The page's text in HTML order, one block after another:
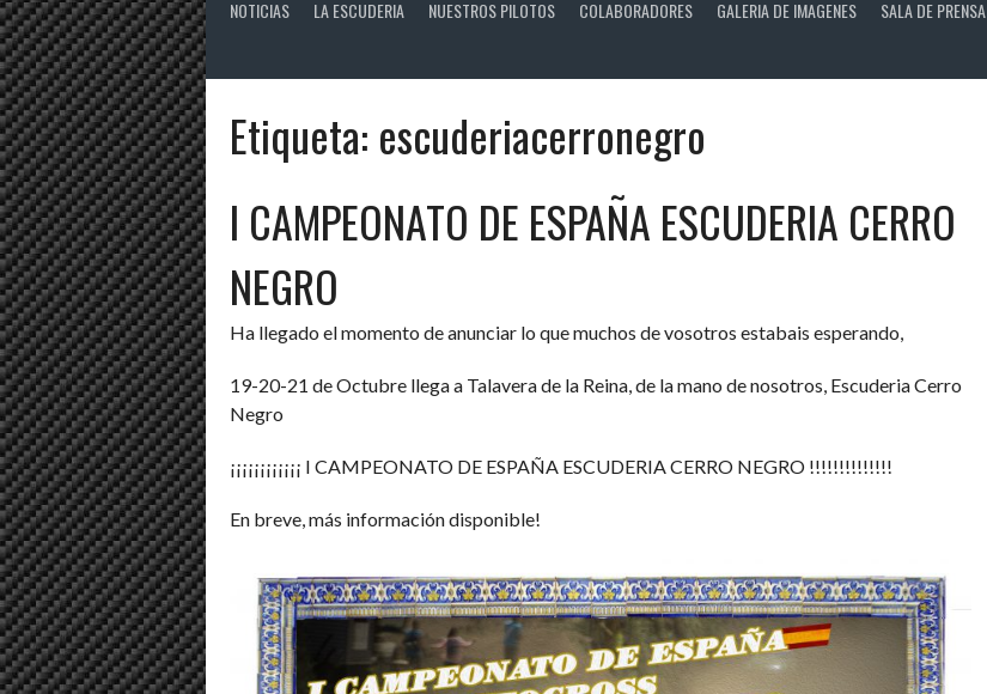
NOTICIAS LA ESCUDERIA NUESTROS PILOTOS COLABORADORES GALERIA DE IMAGENES SALA DE PRENSA
Etiqueta: escuderiacerronegro
I CAMPEONATO DE ESPAÑA ESCUDERIA CERRO
NEGRO
Ha llegado el momento de anunciar lo que muchos de vosotros estabais esperando,
19-20-21 de Octubre llega a Talavera de la Reina, de la mano de nosotros, Escuderia Cerro
Negro
¡¡¡¡¡¡¡¡¡¡¡¡ I CAMPEONATO DE ESPAÑA ESCUDERIA CERRO NEGRO !!!!!!!!!!!!!!
En breve, más información disponible!